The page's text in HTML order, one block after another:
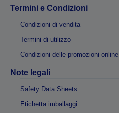
Termini e Condizioni
Condizioni di vendita
Termini di utilizzo
Condizioni delle promozioni online
Note legali
Safety Data Sheets
Etichetta imballaggi